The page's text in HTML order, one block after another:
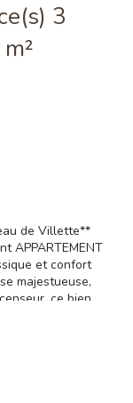
chambre(s) 135 m²
de Villette**
APPARTEMENT
et confort
majestueuse,
ce bien
sous plafond, les
des pièces. La